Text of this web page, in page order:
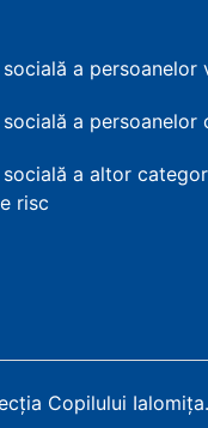
a persoanelor
a persoanelor
a altor
risc
Copilului Ialomița.